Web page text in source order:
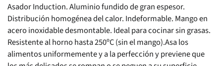
Asador Induction. Aluminio fundido de gran espesor.
Distribución homogénea del calor. Indeformable. Mango en
acero inoxidable desmontable. Ideal para cocinar sin grasas.
Resistente al horno hasta 250ºC (sin el mango).Asa los
alimentos uniformemente y a la perfección y previene que